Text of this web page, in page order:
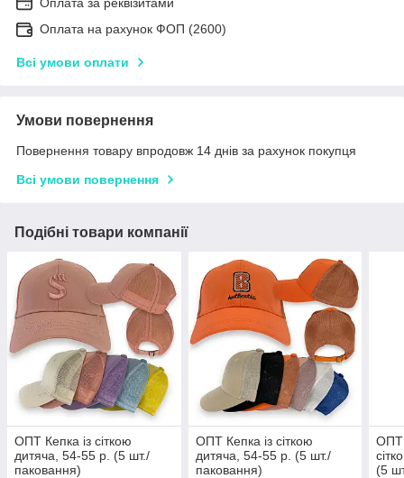
Оплата на рахунок ФОП (2600)
Всі умови оплати
Умови повернення
Повернення товару впродовж 14 днів за рахунок покупця
Всі умови повернення
Подібні товари компанії
ОПТ Кепка із сіткою
дитяча, 54-55 р. (5 шт./
паковання)
ОПТ Кепка із сіткою
дитяча, 54-55 р. (5 шт./
паковання)
ОПТ
(5